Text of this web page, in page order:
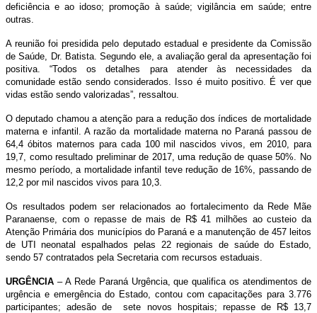
deficiência e ao idoso; promoção à saúde; vigilância em saúde; entre
outras.
A reunião foi presidida pelo deputado estadual e presidente da Comissão
de Saúde, Dr. Batista. Segundo ele, a avaliação geral da apresentação foi
positiva. “Todos os detalhes para atender às necessidades da
comunidade estão sendo considerados. Isso é muito positivo. É ver que
vidas estão sendo valorizadas”, ressaltou.
O deputado chamou a atenção para a redução dos índices de mortalidade
materna e infantil. A razão da mortalidade materna no Paraná passou de
64,4 óbitos maternos para cada 100 mil nascidos vivos, em 2010, para
19,7, como resultado preliminar de 2017, uma redução de quase 50%. No
mesmo período, a mortalidade infantil teve redução de 16%, passando de
12,2 por mil nascidos vivos para 10,3.
Os resultados podem ser relacionados ao fortalecimento da Rede Mãe
Paranaense, com o repasse de mais de R$ 41 milhões ao custeio da
Atenção Primária dos municípios do Paraná e a manutenção de 457 leitos
de UTI neonatal espalhados pelas 22 regionais de saúde do Estado,
sendo 57 contratados pela Secretaria com recursos estaduais.
URGÊNCIA – A Rede Paraná Urgência, que qualifica os atendimentos de
urgência e emergência do Estado, contou com capacitações para 3.776
participantes; adesão de sete novos hospitais; repasse de R$ 13,7